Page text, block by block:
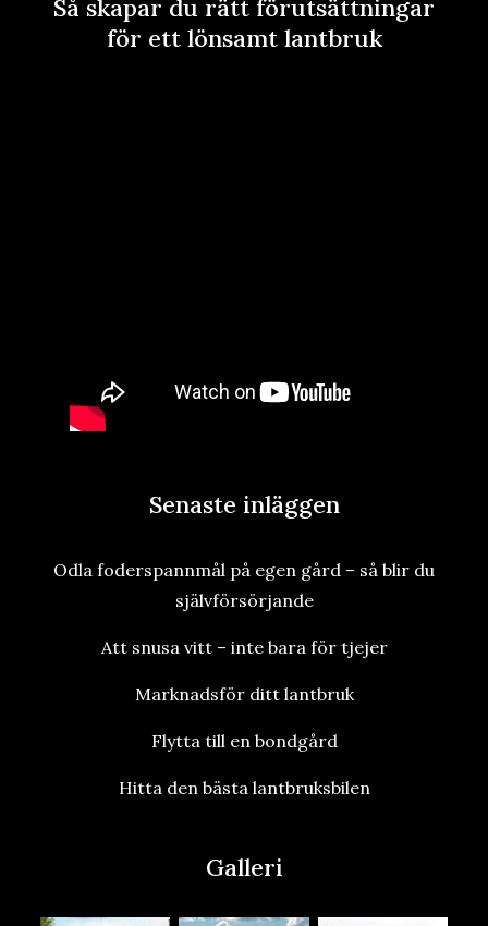
Så skapar du rätt förutsättningar
för ett lönsamt lantbruk
Senaste inläggen
Odla foderspannmål på egen gård – så blir du
självförsörjande
Att snusa vitt – inte bara för tjejer
Marknadsför ditt lantbruk
Flytta till en bondgård
Hitta den bästa lantbruksbilen
Galleri